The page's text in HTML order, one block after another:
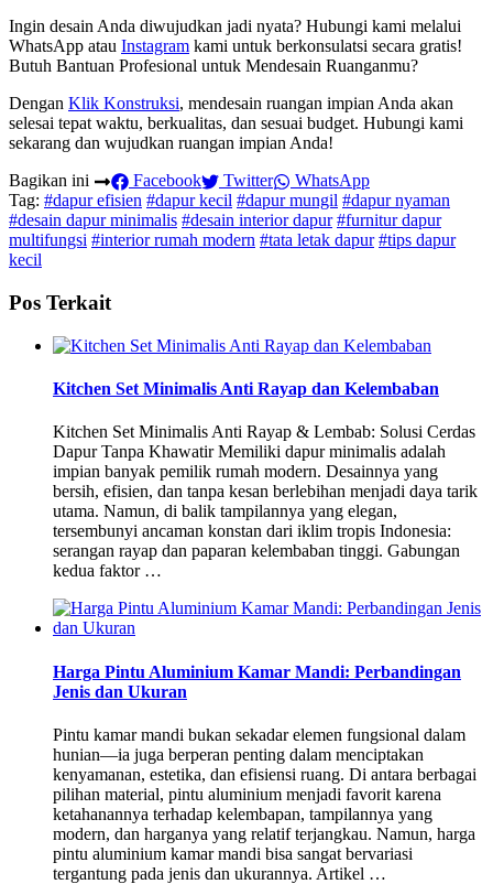
Ingin desain Anda diwujudkan jadi nyata? Hubungi kami melalui
WhatsApp atau Instagram kami untuk berkonsulatsi secara gratis!
Butuh Bantuan Profesional untuk Mendesain Ruanganmu?
Dengan Klik Konstruksi, mendesain ruangan impian Anda akan
selesai tepat waktu, berkualitas, dan sesuai budget. Hubungi kami
sekarang dan wujudkan ruangan impian Anda!
Bagikan ini
Facebook Twitter
WhatsApp
Tag: #dapur efisien #dapur kecil #dapur mungil #dapur nyaman
#desain dapur minimalis #desain interior dapur #furnitur dapur
multifungsi #interior rumah modern #tata letak dapur #tips dapur
kecil
Pos Terkait
Kitchen Set Minimalis Anti Rayap dan Kelembaban
Kitchen Set Minimalis Anti Rayap & Lembab: Solusi Cerdas
Dapur Tanpa Khawatir Memiliki dapur minimalis adalah
impian banyak pemilik rumah modern. Desainnya yang
bersih, efisien, dan tanpa kesan berlebihan menjadi daya tarik
utama. Namun, di balik tampilannya yang elegan,
tersembunyi ancaman konstan dari iklim tropis Indonesia:
serangan rayap dan paparan kelembaban tinggi. Gabungan
kedua faktor …
Harga Pintu Aluminium Kamar Mandi: Perbandingan
Jenis dan Ukuran
Pintu kamar mandi bukan sekadar elemen fungsional dalam
hunian—ia juga berperan penting dalam menciptakan
kenyamanan, estetika, dan efisiensi ruang. Di antara berbagai
pilihan material, pintu aluminium menjadi favorit karena
ketahanannya terhadap kelembapan, tampilannya yang
modern, dan harganya yang relatif terjangkau. Namun, harga
pintu aluminium kamar mandi bisa sangat bervariasi
tergantung pada jenis dan ukurannya. Artikel …